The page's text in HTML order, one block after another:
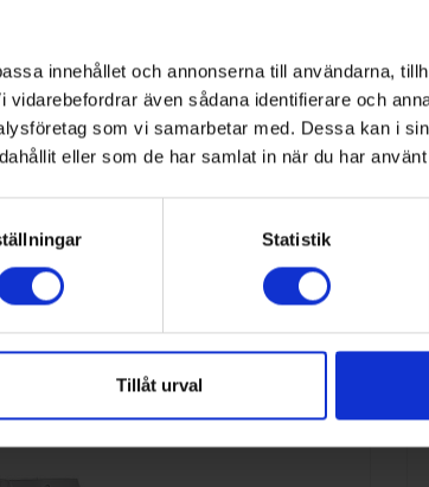
innehållet och annonserna till användarna,
även sådana identifierare och
som vi samarbetar med. Dessa kan i
eller som de har samlat in när du har
Statistik
Tillåt urval
är 180 cm, djupet på modulerna är 60 cm
justerbara fötter. Totalt antal moduler är